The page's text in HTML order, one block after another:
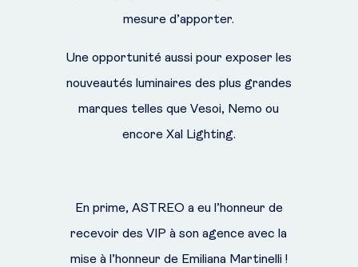
mesure d’apporter.
Une opportunité aussi pour exposer les
nouveautés luminaires des plus grandes
marques telles que Vesoi, Nemo ou
encore Xal Lighting.
En prime, ASTREO a eu l’honneur de
recevoir des VIP à son agence avec la
mise à l’honneur de Emiliana Martinelli !